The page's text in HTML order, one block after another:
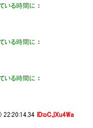
いる時間に ：
いる時間に ：
いる時間に ：
ID:oCJXu4Wa